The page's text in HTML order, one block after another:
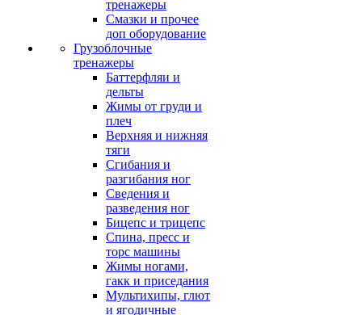
тренажеры
Смазки и прочее
доп оборудование
Грузоблочные
тренажеры
Баттерфляи и
дельты
Жимы от груди и
плеч
Верхняя и нижняя
тяги
Сгибания и
разгибания ног
Сведения и
разведения ног
Бицепс и трицепс
Спина, пресс и
торс машины
Жимы ногами,
гакк и приседания
Мультихипы, глют
и ягодичные